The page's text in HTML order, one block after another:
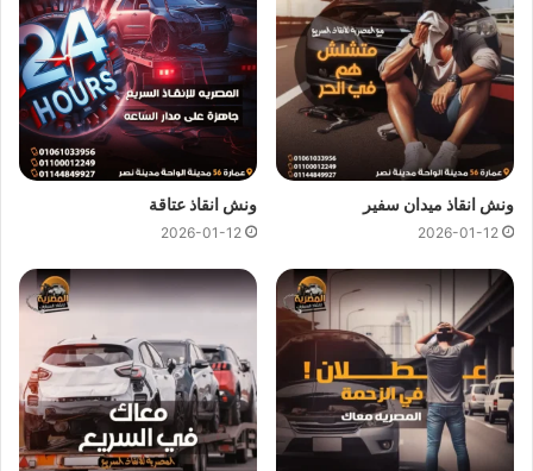
كل هذا باقل سعر كما نقدم عروض وخصومات تصل الي خصم 50%
علي جميع خدماتانقاذ السيارات
ونش انقاذ المصريةلدينا دائما ونش انقاذ في المنيبلسحب و انقاذ
سيارتك ونقلك الي اقرب مركز صيانة او توكيل سيارات ، اتصل بنا
الان ولا تترددونش انقاذالمصرية هوارخص ونش انقاذ في المنيب
اتصل بنا عليرقم ونش انقاذ المنيب 01144849927
01017439322
01094833093 ليصلكونش انقاذ سيارات
سريع و مجهز بأحدث المعدات واحدث وسائل الامان والراحة.
ونش انقاذ سيارات بالمنيب
من اهم اسباب نجاحونش المصرية لانقاذ السياراتهى خبرتنا
الكبيرة فيانقاذ السياراتونقل السياراتفنحن نمتلك اسطول
كبير من اوناش انقاذ السيارات لكي نستطيع تقديم خدمات انقاذ
ونش انقاذ ميدان سفير
2026-01-12
ونش انقاذ عتاقة
2026-01-12